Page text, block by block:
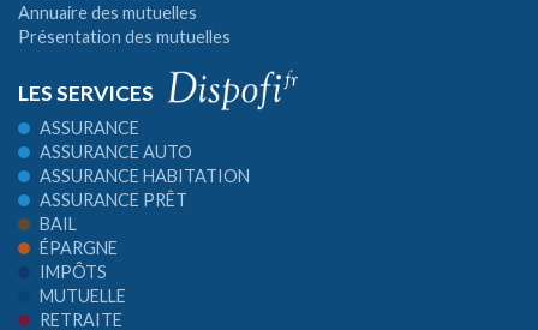
Annuaire des mutuelles
Présentation des mutuelles
LES SERVICES
ASSURANCE
ASSURANCE AUTO
ASSURANCE HABITATION
ASSURANCE PRÊT
BAIL
ÉPARGNE
IMPÔTS
MUTUELLE
RETRAITE